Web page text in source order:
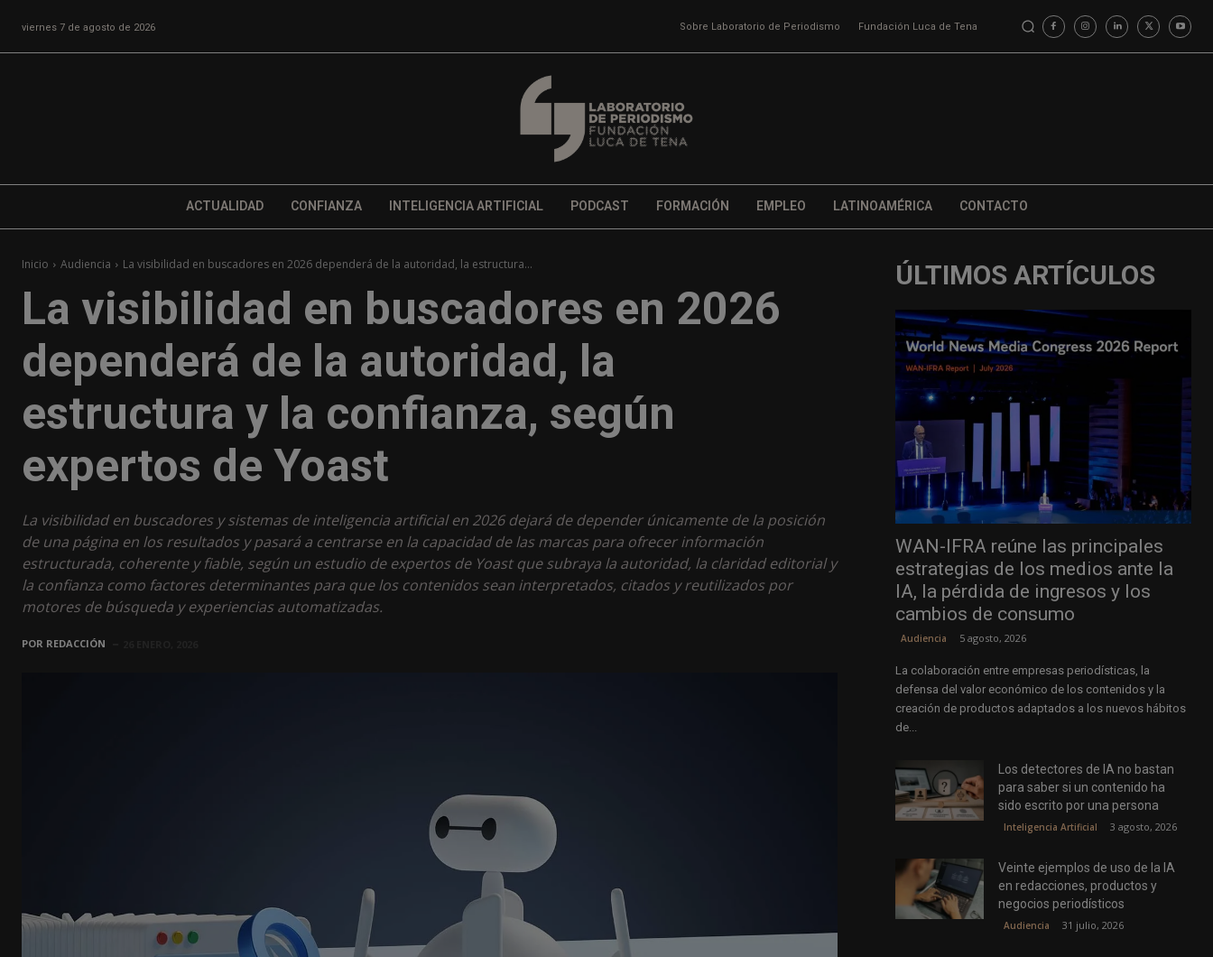
viernes 7 de agosto de 2026 Sobre Laboratorio de Periodismo Fundación Luca de Tena
ACTUALIDAD CONFIANZA INTELIGENCIA ARTIFICIAL PODCAST FORMACIÓN EMPLEO LATINOAMÉRICA CONTACTO
Inicio Audiencia La visibilidad en buscadores en 2026 dependerá de la autoridad, la estructura...
La visibilidad en buscadores en 2026
dependerá de la autoridad, la
estructura y la confianza, según
expertos de Yoast
La visibilidad en buscadores y sistemas de inteligencia artificial en 2026 dejará de depender únicamente de la posición
de una página en los resultados y pasará a centrarse en la capacidad de las marcas para ofrecer información
estructurada, coherente y fiable, según un estudio de expertos de Yoast que subraya la autoridad, la claridad editorial y
la confianza como factores determinantes para que los contenidos sean interpretados, citados y reutilizados por
motores de búsqueda y experiencias automatizadas.
POR REDACCIÓN
ÚLTIMOS ARTÍCULOS
WAN-IFRA reúne las principales
estrategias de los medios ante la
IA, la pérdida de ingresos y los
cambios de consumo
Audiencia 5 agosto, 2026
La colaboración entre empresas periodísticas, la
defensa del valor económico de los contenidos y la
creación de productos adaptados a los nuevos hábitos
de...
Los detectores de IA no bastan
para saber si un contenido ha
sido escrito por una persona
Inteligencia Artificial 3 agosto, 2026
Veinte ejemplos de uso de la IA
en redacciones, productos y
negocios periodísticos
Audiencia 31 julio, 2026